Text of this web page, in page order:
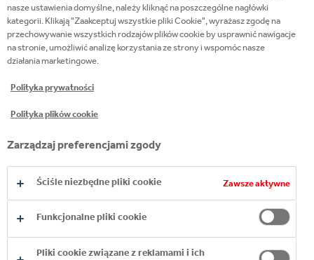
PRZYDATNE STRONY
CZYTAJ
WIĘCEJ
CZYTAJ WIĘCEJ
CZYTAJ
WIĘCEJ
CZYTAJ WIĘCEJ
CZYTAJ
WIĘCEJ
nasze ustawienia domyślne, należy kliknąć na poszczególne nagłówki
kategorii. Klikają "Zaakceptuj wszystkie pliki Cookie", wyrażasz zgodę na
przechowywanie wszystkich rodzajów plików cookie by usprawnić nawigacje
na stronie, umożliwić analizę korzystania ze strony i wspomóc nasze
działania marketingowe.
Polityka prywatności
Polityka plików cookie
Zarządzaj preferencjami zgody
Ściśle niezbędne pliki cookie Zawsze aktywne
Funkcjonalne pliki cookie
Pliki cookie związane z reklamami i ich